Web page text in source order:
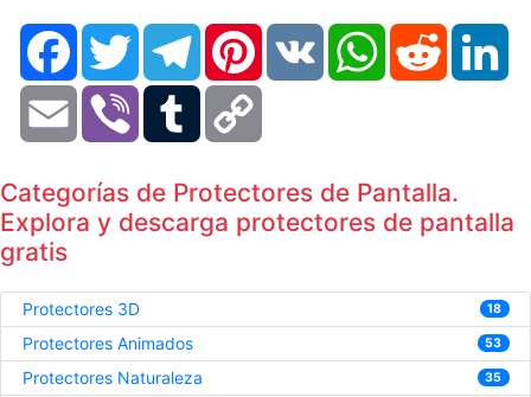
FacebookTwitter TelegramPinterestVK WhatsAppReddit
Email Viber Tumblr
Categorías de Protectores de Pantalla.
Explora y descarga protectores de pantalla
gratis
Protectores 3D 18
Protectores Animados 53
Protectores Naturaleza 35